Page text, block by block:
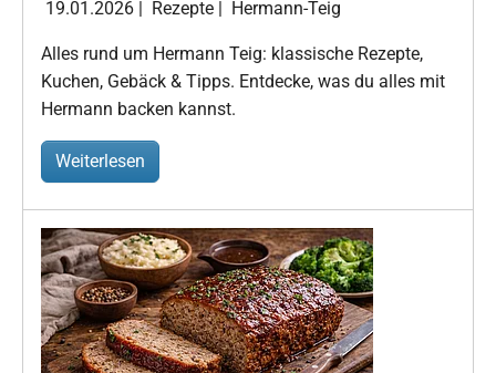
19.01.2026 | Rezepte | Hermann-Teig
Alles rund um Hermann Teig: klassische Rezepte,
Kuchen, Gebäck & Tipps. Entdecke, was du alles mit
Hermann backen kannst.
Weiterlesen